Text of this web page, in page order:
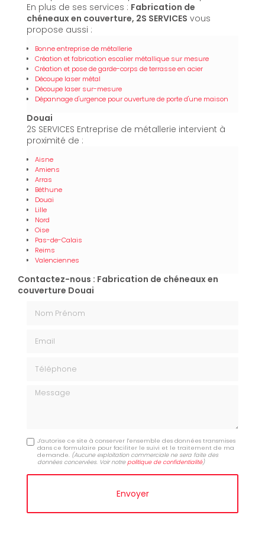
En plus de ses services : Fabrication de
chéneaux en couverture, 2S SERVICES vous
propose aussi :
Bonne entreprise de métallerie
Création et fabrication escalier métallique sur mesure
Création et pose de garde-corps de terrasse en acier
Découpe laser métal
Découpe laser sur-mesure
Dépannage d'urgence pour ouverture de porte d'une maison
Douai
2S SERVICES Entreprise de métallerie intervient à
proximité de :
Aisne
Amiens
Arras
Béthune
Douai
Lille
Nord
Oise
Pas-de-Calais
Reims
Valenciennes
Contactez-nous : Fabrication de chéneaux en
couverture Douai
Message
J'autorise ce site à conserver l'ensemble des données transmises
dans ce formulaire pour faciliter le suivi et le traitement de ma
demande. (Aucune exploitation commerciale ne sera faite des
données concervées. Voir notrepolitique de confidentialité)